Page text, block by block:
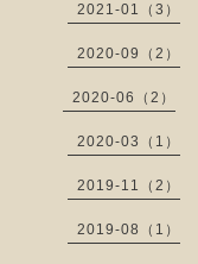
2021-01（3）
2020-09（2）
2020-06（2）
2020-03（1）
2019-11（2）
2019-08（1）